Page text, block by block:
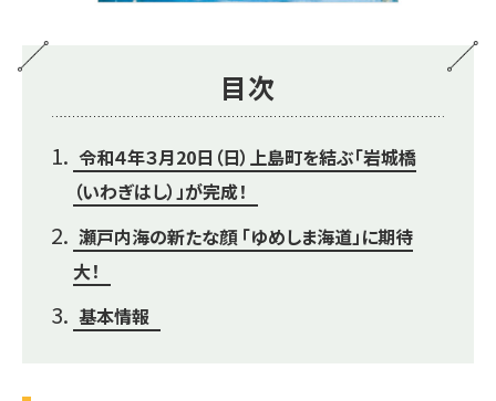
目次
令和４年３月20日（日）上島町を結ぶ「岩城橋
（いわぎはし）」が完成！
瀬戸内海の新たな顔 「ゆめしま海道」に期待
大！
基本情報